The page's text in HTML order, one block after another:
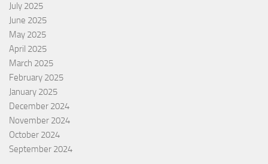
July 2025
June 2025
May 2025
April 2025
March 2025
February 2025
January 2025
December 2024
November 2024
October 2024
September 2024